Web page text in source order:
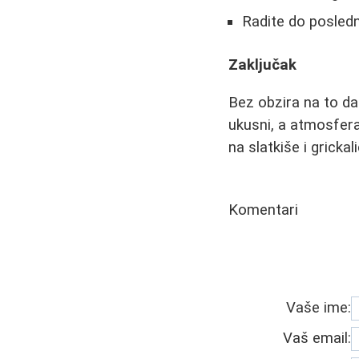
Radite do
Zaključak
Bez obzira na to
ukusni, a
na slatkiše i
Komentari
Vaše ime:
Vaš email: